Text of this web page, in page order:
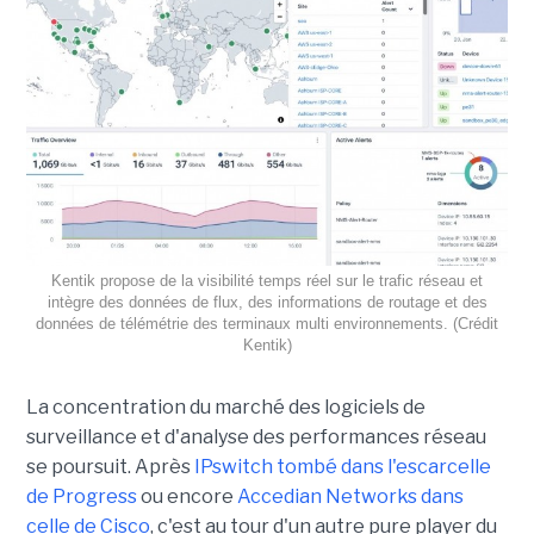
Kentik propose de la visibilité temps réel sur le trafic réseau et
intègre des données de flux, des informations de routage et des
données de télémétrie des terminaux multi environnements. (Crédit
Kentik)
La concentration du marché des logiciels de
surveillance et d'analyse des performances réseau
se poursuit. Après IPswitch tombé dans l'escarcelle
de Progressou encore Accedian Networks dans
celle de Cisco, c'est au tour d'un autre pure player du